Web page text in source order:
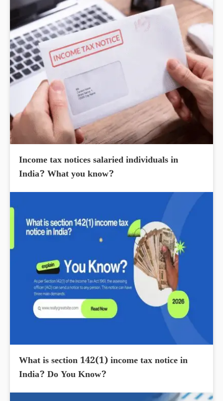
Income tax notices salaried individuals in
India? What you know?
What is section 142(1) income tax notice in
India? Do You Know?